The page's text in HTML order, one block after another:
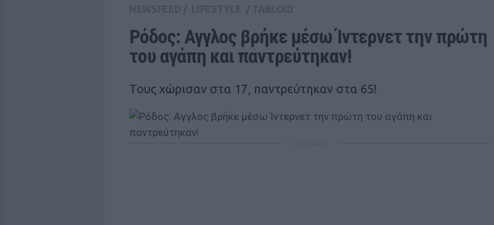
Ρόδος: Αγγλος βρήκε μέσω Ίντερνετ την πρώτη
του αγάπη και παντρεύτηκαν!
Τους χώρισαν στα 17, παντρεύτηκαν στα 65!